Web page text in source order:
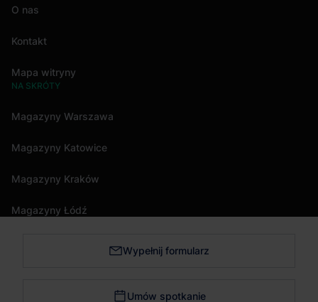
O nas
Kontakt
Mapa witryny
NA SKRÓTY
Magazyny Warszawa
Magazyny Katowice
Magazyny Kraków
Magazyny Łódź
Magazyny Trójmiasto Wypełnij formularz
Umów spotkanie